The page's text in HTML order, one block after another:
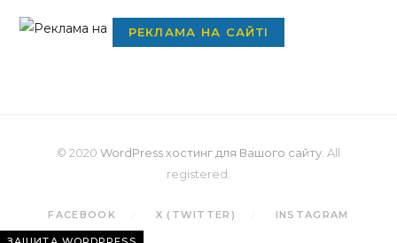
РЕКЛАМА НА САЙТІ
© 2020 WordPress хостинг для Вашого сайту . All
registered.
FACEBOOK X (TWITTER) INSTAGRAM